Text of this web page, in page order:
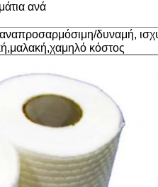
ανά
δυναμή,
κόστος